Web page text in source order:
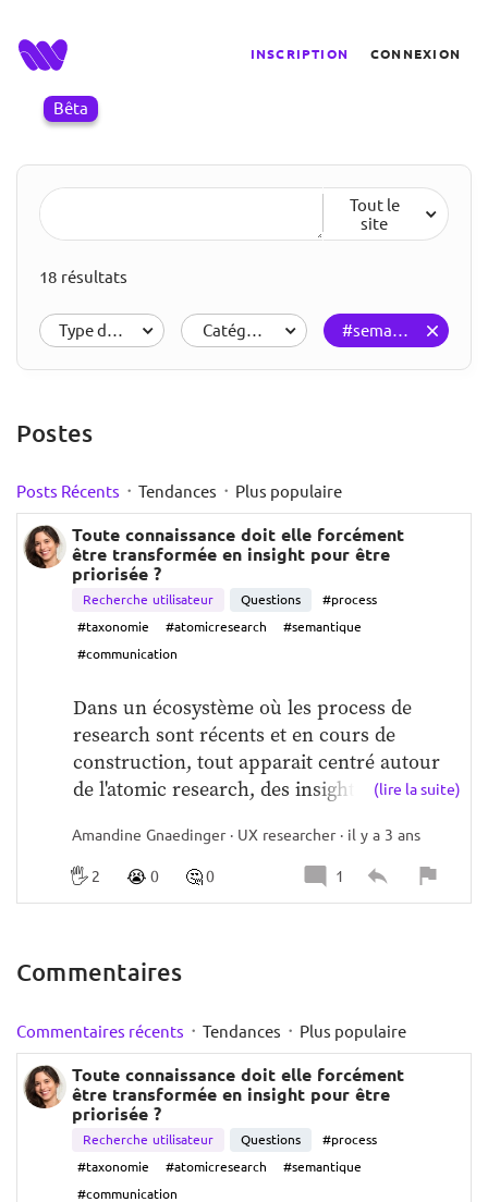
Bêta
INSCRIPTION CONNEXION
Tout le
site
18 résultats
Type de résultats Catégories #semantique
Postes
Posts Récents · Tendances · Plus populaire
Toute connaissance doit elle forcément
être transformée en insight pour être
priorisée ?
Recherche utilisateur Questions
#process
#taxonomie
#atomicresearch
#semantique
#communication
Dans un écosystème où les process de
research sont récents et en cours de
construction, tout apparait centré autour
de l'atomic research, des insights et du
privilégie des process à la place du sens
du coup le sens se perd.  Cela me fait
revenir aux bases...il m'apparait important
logique de traitement de l'information pour
certains d'entre vous l'on déjà vécu, mais je
suis curieuse de vos avis et retours sur ce
sujet.   pain point versus insights : quelles
distinctions ? Comment les traiter ? Les
relier ?  quid des signaux faibles : comment
les traiter ?
(lire la suite)
Amandine Gnaedinger · UX researcher · il y a 3 ans
🖐️ 2 😭 0 🤔0 1
Commentaires
Commentaires récents · Tendances · Plus populaire
Toute connaissance doit elle forcément
être transformée en insight pour être
priorisée ?
Recherche utilisateur Questions
#process
#taxonomie
#atomicresearch
#semantique
#communication